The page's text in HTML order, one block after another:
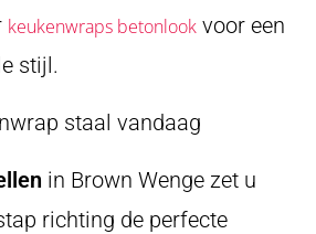
keukenwraps betonlook voor een
stijl.
staal vandaag
in Brown Wenge zet u
richting de perfecte